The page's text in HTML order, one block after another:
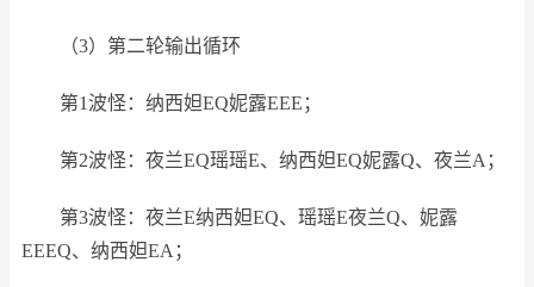
（3）第二轮输出循环
第1波怪：纳西妲EQ妮露EEE；
第2波怪：夜兰EQ瑶瑶E、纳西妲EQ妮露Q、夜兰A；
第3波怪：夜兰E纳西妲EQ、瑶瑶E夜兰Q、妮露
EEEQ、纳西妲EA；